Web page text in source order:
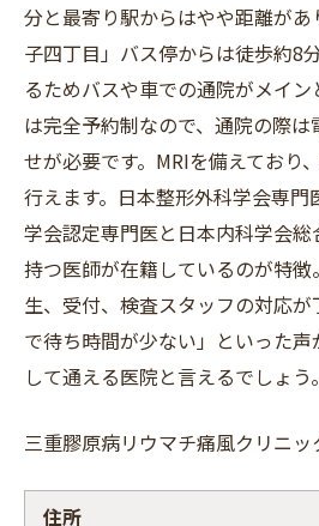
分と最寄り駅からはやや距離があ
子四丁目」バス停からは徒歩約8
るためバスや車での通院がメイ
は完全予約制なので、通院の際
せが必要です。MRIを備えており
行えます。日本整形外科学会専門
学会認定専門医と日本内科学会
持つ医師が在籍しているのが特
生、受付、検査スタッフの対応
で待ち時間が少ない」といった
して通える医院と言えるでしょう。
三重膠原病リウマチ痛風クリニ
住所